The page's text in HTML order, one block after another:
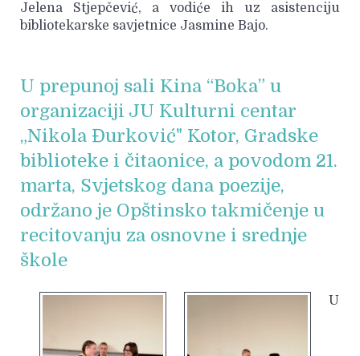
Jelena Stjepčević, a vodiće ih uz asistenciju
bibliotekarske savjetnice Jasmine Bajo.
U prepunoj sali Kina “Boka” u
organizaciji JU Kulturni centar
„Nikola Đurković" Kotor, Gradske
biblioteke i čitaonice, a povodom 21.
marta, Svjetskog dana poezije,
održano je Opštinsko takmičenje u
recitovanju za osnovne i srednje
škole
U